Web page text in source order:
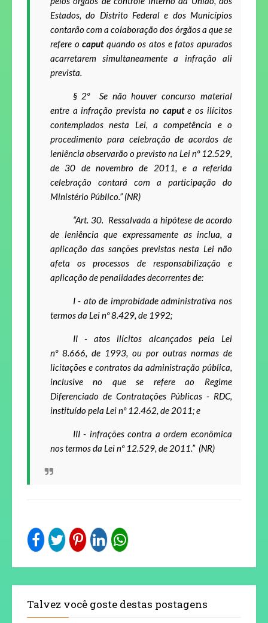
Estados, do Distrito Federal e dos Municípios
contarão com a colaboração dos órgãos a que se
refere ocaputquando os atos e fatos apurados
acarretarem simultaneamente a infração ali
prevista.
§ 2ºSe não houver concurso material
entre a infração prevista no capute os ilícitos
contemplados nesta Lei, a competência e o
procedimento para celebração de acordos de
leniência observarão o previsto na Lei nº12.529,
de 30 de novembro de 2011, e a referida
celebração contará com a participação do
Ministério Público.” (NR)
“Art. 30. Ressalvada a hipótese de acordo
de leniência que expressamente as inclua, a
aplicação das sanções previstas nesta Lei não
afeta os processos de responsabilização e
aplicação de penalidades decorrentes de:
I - ato de improbidade administrativa nos
termos da Lei nº8.429, de 1992;
II -atos ilícitos alcançados pela Lei
nº8.666, de 1993, ou por outras normas de
licitações e contratos da administração pública,
inclusive no que se refere ao Regime
Diferenciado de Contratações Públicas - RDC,
instituído pela Lei nº12.462, de 2011; e
III - infrações contra a ordem econômica
nos termos da Lei nº12.529, de 2011.” (NR)
Talvez você goste destas postagens